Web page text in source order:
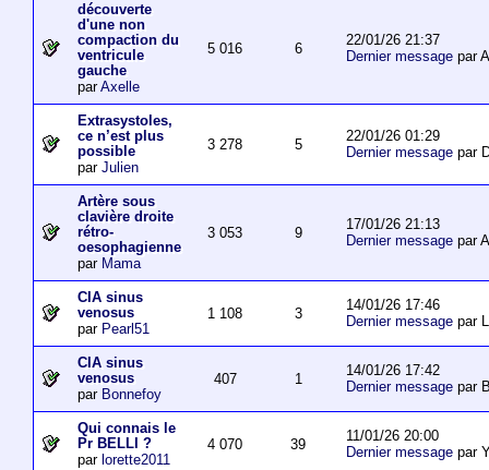
découverte
d'une non
compaction du
ventricule
gauche
parAxelle
5 016 6
22/01/26 21:37
Dernier messagepar
Extrasystoles,
ce n’est plus
possible
par Julien
3 278 5
22/01/26 01:29
Dernier messagepar
Artère sous
clavière droite
rétro-
oesophagienne
par Mama
3 053 9
17/01/26 21:13
Dernier messagepar
CIA sinus
venosus
par Pearl51
1 108 3
14/01/26 17:46
Dernier messagepar
CIA sinus
venosus
par Bonnefoy
407 1
14/01/26 17:42
Dernier messagepar
Qui connais le
Pr BELLI ?
par lorette2011
4 070 39
11/01/26 20:00
Dernier messagepar